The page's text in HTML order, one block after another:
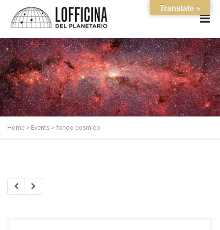
Home > Events > fondo cosmico
Translate »